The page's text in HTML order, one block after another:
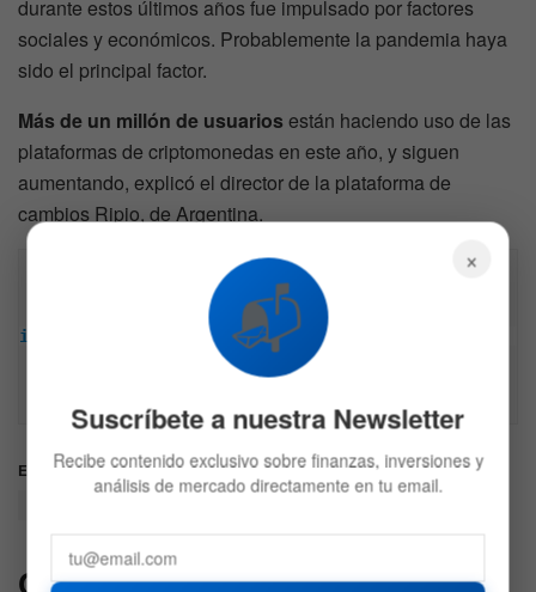
durante estos últimos años fue impulsado por factores
sociales y económicos. Probablemente la pandemia haya
sido el principal factor.
Más de un millón de usuarios están haciendo uso de las
plataformas de criptomonedas en este año, y siguen
aumentando, explicó el director de la plataforma de
cambios Ripio, de Argentina.
Descargo de responsabilidad: Toda la información
encontrada en Bitfinanzas es dada con la mejor
intención, esta no representa ninguna recomendación
de inversión y es solo para fines informativos.
Etiquetas: Bitcoin
Criptomonedas
Comentarios 1
×
📬
Suscríbete a nuestra Newsletter
Recibe contenido exclusivo sobre finanzas, inversiones y
análisis de mercado directamente en tu email.